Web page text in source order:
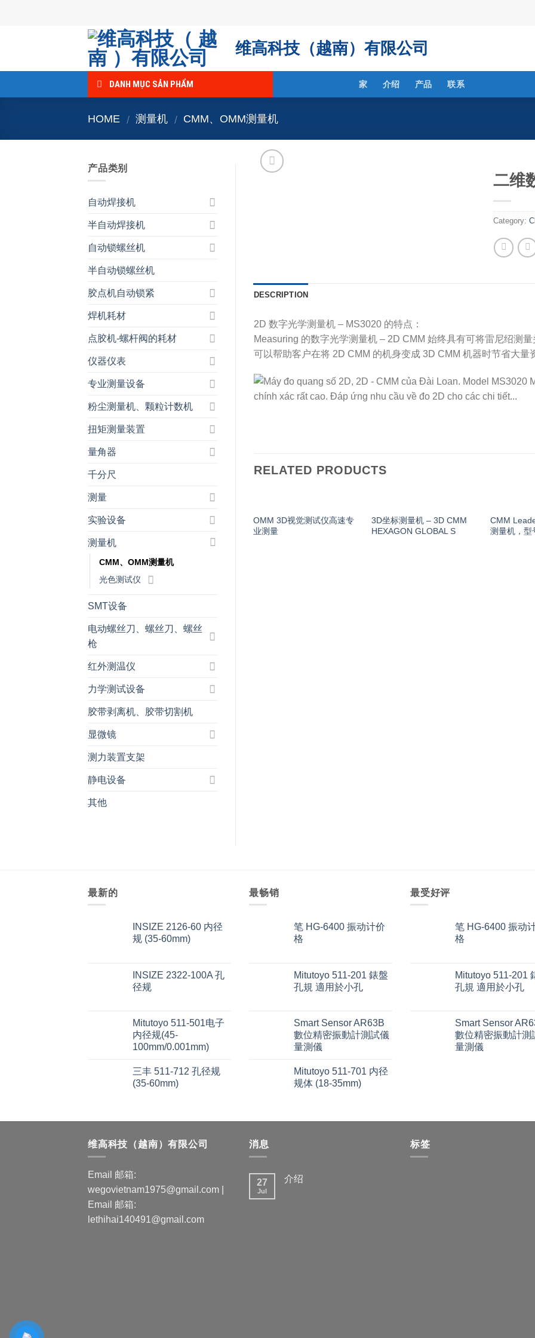
维高科技（越南）有限公司
DANH MỤC SẢN PHẨM 家 介绍 产品 联系
HOME / 测量机 / CMM、OMM测量机
二维
Category:
DESCRIPTION
2D 数字光学测量机 – MS3020 的特点：
Measuring 的数字光学测量机 – 2D CMM 始终具有可将雷尼绍测
可以帮助客户在将 2D CMM 的机身变成 3D CMM 机器时节省大量
RELATED PRODUCTS
OMM 3D视觉测试仪高速专
业测量
3D坐标测量机 – 3D CMM
HEXAGON GLOBAL S
CMM
测量机，型
产品类别
自动焊接机
半自动焊接机
自动锁螺丝机
半自动锁螺丝机
胶点机自动锁紧
焊机耗材
点胶机-螺杆阀的耗材
仪器仪表
专业测量设备
粉尘测量机、颗粒计数机
扭矩测量装置
量角器
千分尺
测量
实验设备
测量机
CMM、OMM测量机
光色测试仪
SMT设备
电动螺丝刀、螺丝刀、螺丝
枪
红外测温仪
力学测试设备
胶带剥离机、胶带切割机
显微镜
测力装置支架
静电设备
其他
最新的
INSIZE 2126-60 内径
规 (35-60mm)
INSIZE 2322-100A 孔
径规
Mitutoyo 511-501电子
内径规(45-
100mm/0.001mm)
三丰 511-712 孔径规
(35-60mm)
最畅销
笔 HG-6400 振动计价
格
Mitutoyo 511-201 錶盤
孔規 適用於小孔
Smart Sensor AR63B
數位精密振動計測試儀
量測儀
Mitutoyo 511-701 内径
规体 (18-35mm)
最受好评
笔 HG-6400 振动
格
Mitutoyo 511-201
孔規 適用於小孔
Smart Sensor
數位精密振動計測
量測儀
维高科技（越南）有限公司
Email 邮箱:
wegovietnam1975@gmail.com |
Email 邮箱:
lethihai140491@gmail.com
消息
27
Jul
介绍
标签